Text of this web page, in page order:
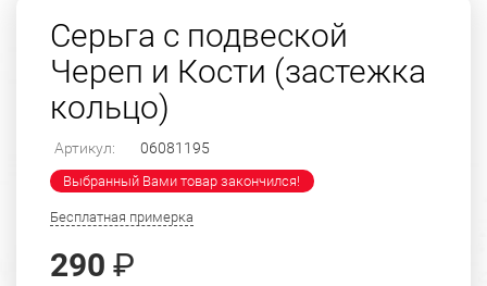
Серьга с подвеской
Череп и Кости (застежка
кольцо)
Артикул: 06081195
Выбранный Вами товар закончился!
Бесплатная примерка
290 ₽